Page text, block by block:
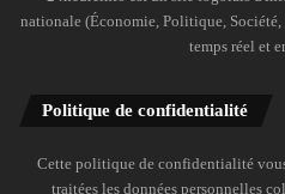
nationale (Économie, Politique,
temps réel et
Politique de confidentialité
Cette politique de confidentialité
traitées les données personnelles